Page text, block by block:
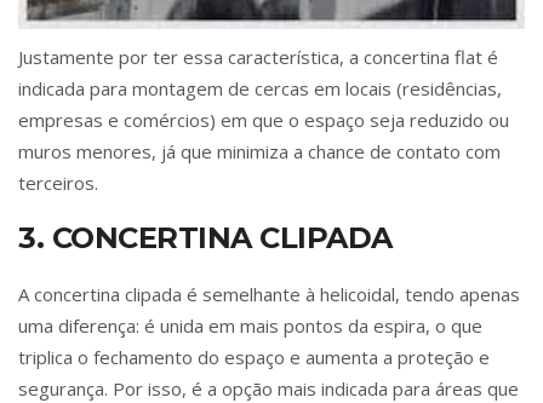
Justamente por ter essa característica, a concertina flat é
indicada para montagem de cercas em locais (residências,
empresas e comércios) em que o espaço seja reduzido ou
muros menores, já que minimiza a chance de contato com
terceiros.
3. CONCERTINA CLIPADA
A concertina clipada é semelhante à helicoidal, tendo apenas
uma diferença: é unida em mais pontos da espira, o que
triplica o fechamento do espaço e aumenta a proteção e
segurança. Por isso, é a opção mais indicada para áreas que